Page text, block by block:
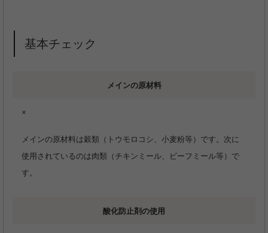
基本チェック
メインの原材料
×
メインの原材料は穀類（トウモロコシ、小麦粉等）です。次に
使用されているのは肉類（チキンミール、ビーフミール等）で
す。
酸化防止剤の使用